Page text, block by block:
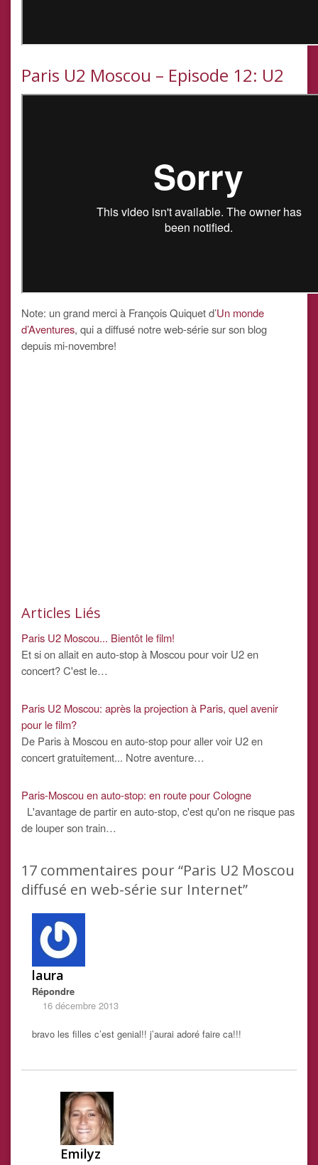
Paris U2 Moscou – Episode 12: U2
Note: un grand merci à François Quiquet d’Un monde
d’Aventures, qui a diffusé notre web-série sur son blog
depuis mi-novembre!
Articles Liés
Paris U2 Moscou... Bientôt le film!
Et si on allait en auto-stop à Moscou pour voir U2 en
concert? C'est le…
Paris U2 Moscou: après la projection à Paris, quel avenir
pour le film?
De Paris à Moscou en auto-stop pour aller voir U2 en
concert gratuitement... Notre aventure…
Paris-Moscou en auto-stop: en route pour Cologne
L'avantage de partir en auto-stop, c'est qu'on ne risque pas
de louper son train…
17 commentaires pour “Paris U2 Moscou
diffusé en web-série sur Internet”
laura
Répondre
16 décembre 2013
bravo les filles c’est genial!! j’aurai adoré faire ca!!!
Emilyz